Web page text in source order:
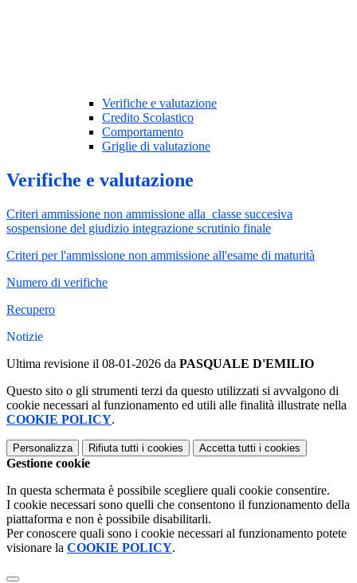
Verifiche e valutazione
Credito Scolastico
Comportamento
Griglie di valutazione
Verifiche e valutazione
Criteri ammissione non ammissione alla classe succesiva
sospensione del giudizio integrazione scrutinio finale
Criteri per l'ammissione non ammissione all'esame di maturità
Numero di verifiche
Recupero
Notizie
Ultima revisione il 08-01-2026 da PASQUALE D'EMILIO
Questo sito o gli strumenti terzi da questo utilizzati si avvalgono di
cookie necessari al funzionamento ed utili alle finalità illustrate nella
COOKIE POLICY.
Personalizza Rifiuta tutti i cookies Accetta tutti i cookies
Gestione cookie
In questa schermata è possibile scegliere quali cookie consentire.
I cookie necessari sono quelli che consentono il funzionamento della
piattaforma e non è possibile disabilitarli.
Per conoscere quali sono i cookie necessari al funzionamento potete
visionare la COOKIE POLICY.